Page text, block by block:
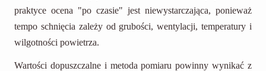
praktyce ocena "po czasie" jest niewystarczająca, ponieważ
tempo schnięcia zależy od grubości, wentylacji, temperatury i
wilgotności powietrza.
Wartości dopuszczalne i metoda pomiaru powinny wynikać z